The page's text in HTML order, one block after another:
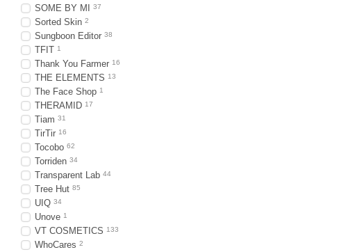
SOME BY MI 37
Sorted Skin 2
Sungboon Editor 38
TFIT 1
Thank You Farmer 16
THE ELEMENTS 13
The Face Shop 1
THERAMID 17
Tiam 31
TirTir 16
Tocobo 62
Torriden 34
Transparent Lab 44
Tree Hut 85
UIQ 34
Unove 1
VT COSMETICS 133
WhoCares 2